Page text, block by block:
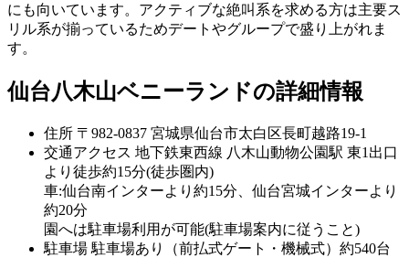
にも向いています。アクティブな絶叫系を求める方は主要ス
リル系が揃っているためデートやグループで盛り上がれま
す。
仙台八木山ベニーランドの詳細情報
住所 〒982-0837 宮城県仙台市太白区長町越路19-1
交通アクセス 地下鉄東西線 八木山動物公園駅 東1出口
より徒歩約15分(徒歩圏内)
車:仙台南インターより約15分、仙台宮城インターより
約20分
園へは駐車場利用が可能(駐車場案内に従うこと)
駐車場 駐車場あり（前払式ゲート・機械式）約540台